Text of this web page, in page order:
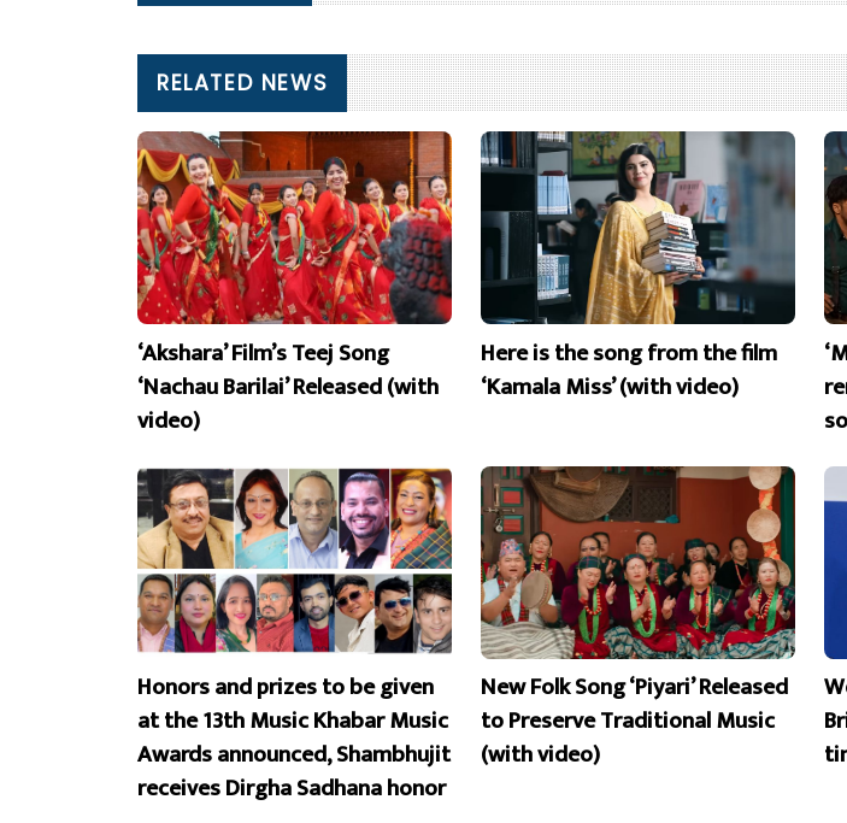
RELATED NEWS
‘Akshara’ Film’s Teej Song
‘Nachau Barilai’ Released (with
video)
Here is the song from the film
‘Kamala Miss’ (with video)
Honors and prizes to be given
at the 13th Music Khabar Music
Awards announced, Shambhujit
receives Dirgha Sadhana honor
New Folk Song ‘Piyari’ Released
to Preserve Traditional Music
(with video)